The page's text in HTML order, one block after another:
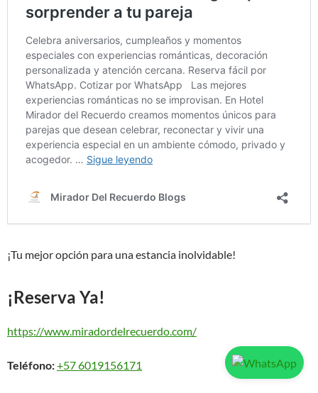
¡Tu mejor opción para una estancia inolvidable!
¡Reserva Ya!
https://www.miradordelrecuerdo.com/
Teléfono:+57 6019156171